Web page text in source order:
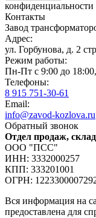
Контакты
Завод
Адрес:
ул. Горбунова, д. 2
Режим работы:
Пн-Пт с 9:00 до
Телефоны:
8 915 751-30-61
Email:
info@zavod-kozlova.ru
Обратный звонок
Отдел продаж,
ООО "ПСС"
ИНН: 3332000257
КПП: 333201001
ОГРН:
Вся информация на
предоставлена для